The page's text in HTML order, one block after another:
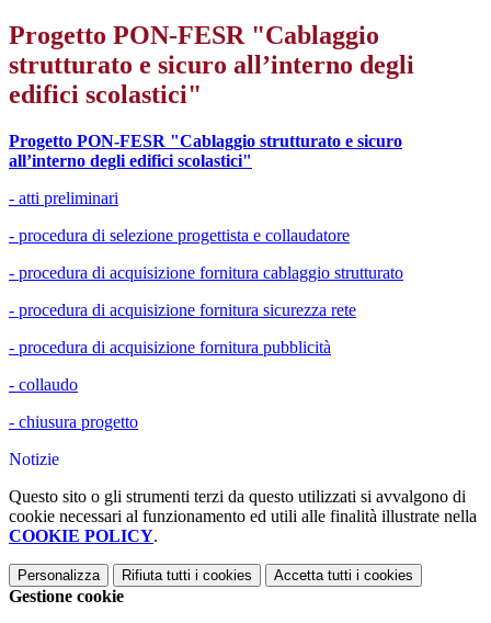
Progetto PON-FESR "Cablaggio
strutturato e sicuro all’interno degli
edifici scolastici"
Progetto PON-FESR "Cablaggio strutturato e sicuro
all’interno degli edifici scolastici"
- atti preliminari
- procedura di selezione progettista e collaudatore
- procedura di acquisizione fornitura cablaggio strutturato
- procedura di acquisizione fornitura sicurezza rete
- procedura di acquisizione fornitura pubblicità
- collaudo
- chiusura progetto
Notizie
Questo sito o gli strumenti terzi da questo utilizzati si avvalgono di
cookie necessari al funzionamento ed utili alle finalità illustrate nella
COOKIE POLICY.
Personalizza Rifiuta tutti i cookies Accetta tutti i cookies
Gestione cookie